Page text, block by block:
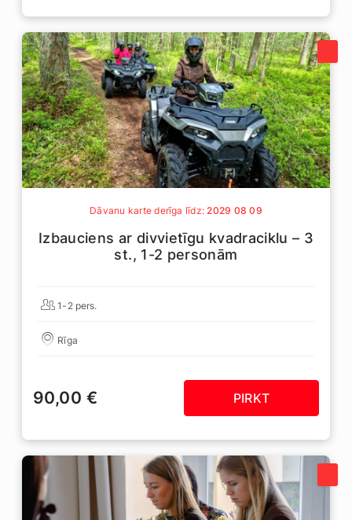
Dāvanu karte derīga līdz: 2029 08 09
Izbauciens ar divvietīgu kvadraciklu – 3
st., 1-2 personām
1-2 pers.
Rīga
90,00 € PIRKT